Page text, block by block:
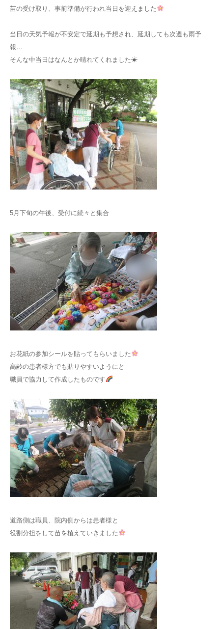
苗の受け取り、事前準備が行われ当日を迎えました
当日の天気予報が不安定で延期も予想され、延期しても次週も雨予
報…
そんな中当日はなんとか晴れてくれました☀
5月下旬の午後、受付に続々と集合
お花紙の参加シールを貼ってもらいました
高齢の患者様方でも貼りやすいようにと
職員で協力して作成したものです
道路側は職員、院内側からは患者様と
役割分担をして苗を植えていきました